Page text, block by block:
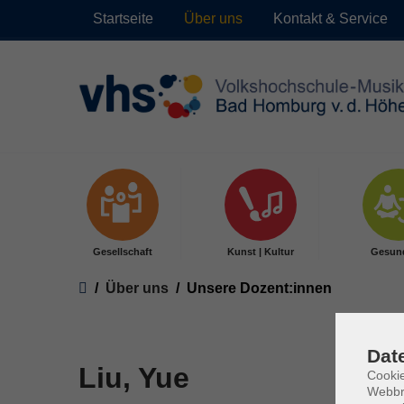
Startseite Über uns Kontakt & Service
Gesellschaft Kunst | Kultur
You are here:
Über uns Unsere Dozent:innen
Liu, Yue